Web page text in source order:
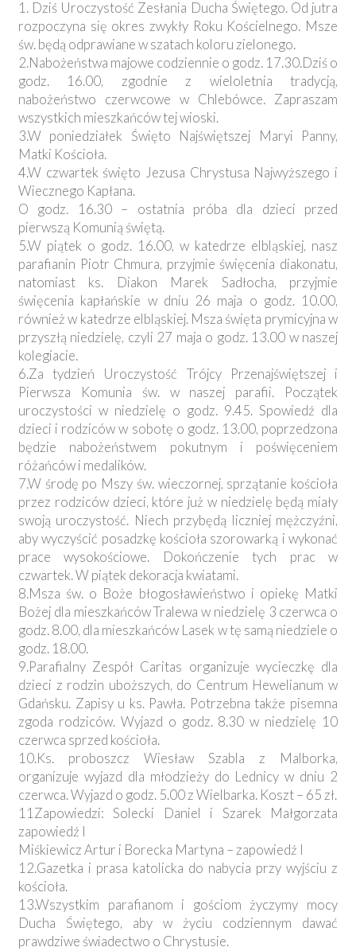
1. Dziś Uroczystość Zesłania Ducha Świętego. Od jutra
rozpoczyna się okres zwykły Roku Kościelnego. Msze
św. będą odprawiane w szatach koloru zielonego.
2.Nabożeństwa majowe codziennie o godz. 17.30.Dziś o
godz. 16.00, zgodnie z wieloletnia tradycją,
nabożeństwo czerwcowe w Chlebówce. Zapraszam
wszystkich mieszkańców tej wioski.
3.W poniedziałek Święto Najświętszej Maryi Panny,
Matki Kościoła.
4.W czwartek święto Jezusa Chrystusa Najwyższego i
Wiecznego Kapłana.
O godz. 16.30 – ostatnia próba dla dzieci przed
pierwszą Komunią świętą.
5.W piątek o godz. 16.00, w katedrze elbląskiej, nasz
parafianin Piotr Chmura, przyjmie święcenia diakonatu,
natomiast ks. Diakon Marek Sadłocha, przyjmie
święcenia kapłańskie w dniu 26 maja o godz. 10.00,
również w katedrze elbląskiej. Msza święta prymicyjna w
przyszłą niedzielę, czyli 27 maja o godz. 13.00 w naszej
kolegiacie.
6.Za tydzień Uroczystość Trójcy Przenajświętszej i
Pierwsza Komunia św. w naszej parafii. Początek
uroczystości w niedzielę o godz. 9.45. Spowiedź dla
dzieci i rodziców w sobotę o godz. 13.00, poprzedzona
będzie nabożeństwem pokutnym i poświęceniem
różańców i medalików.
7.W środę po Mszy św. wieczornej, sprzątanie kościoła
przez rodziców dzieci, które już w niedzielę będą miały
swoją uroczystość. Niech przybędą liczniej mężczyźni,
aby wyczyścić posadzkę kościoła szorowarką i wykonać
prace wysokościowe. Dokończenie tych prac w
czwartek. W piątek dekoracja kwiatami.
8.Msza św. o Boże błogosławieństwo i opiekę Matki
Bożej dla mieszkańców Tralewa w niedzielę 3 czerwca o
godz. 8.00, dla mieszkańców Lasek w tę samą niedziele o
godz. 18.00.
9.Parafialny Zespół Caritas organizuje wycieczkę dla
dzieci z rodzin uboższych, do Centrum Hewelianum w
Gdańsku. Zapisy u ks. Pawła. Potrzebna także pisemna
zgoda rodziców. Wyjazd o godz. 8.30 w niedzielę 10
czerwca sprzed kościoła.
10.Ks. proboszcz Wiesław Szabla z Malborka,
organizuje wyjazd dla młodzieży do Lednicy w dniu 2
czerwca. Wyjazd o godz. 5.00 z Wielbarka. Koszt – 65 zł.
11Zapowiedzi: Solecki Daniel i Szarek Małgorzata
zapowiedź I
Miśkiewicz Artur i Borecka Martyna – zapowiedź I
12.Gazetka i prasa katolicka do nabycia przy wyjściu z
kościoła.
13.Wszystkim parafianom i gościom życzymy mocy
Ducha Świętego, aby w życiu codziennym dawać
prawdziwe świadectwo o Chrystusie.